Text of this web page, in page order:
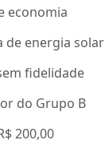
economia
de energia solar
fidelidade
do Grupo B
200,00